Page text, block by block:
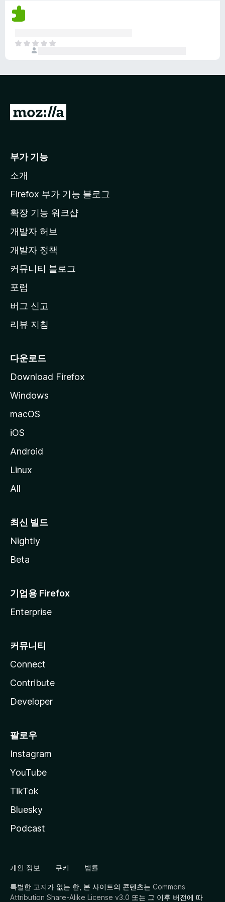
다
평
점
습
아
점
습
니
M
l
a
페
이
지
이
동
부가 기능
소개
Firefox 부가 기능 블로그
확장 기능 워크샵
개발자 허브
개발자 정책
커뮤니티 블로그
포럼
버그 신고
리뷰 지침
다운로드
Download Firefox
Windows
macOS
iOS
Android
Linux
All
최신 빌드
Nightly
Beta
기업용 Firefox
Enterprise
커뮤니티
Connect
Contribute
Developer
팔로우
Instagram
YouTube
TikTok
Bluesky
Podcast
개인 정보 쿠키 법률
특별한 고지가 없는 한, 본 사이트의 콘텐츠는 Commons
Attribution Share-Alike License v3.0 또는 그 이후 버전에 따